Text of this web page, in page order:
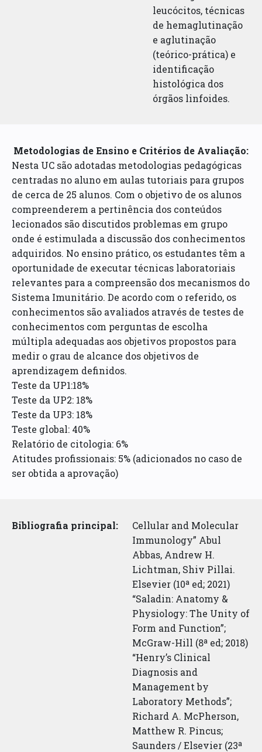
leucócitos, técnicas
de hemaglutinação
e aglutinação
(teórico-prática) e
identificação
histológica dos
órgãos linfoides.
Metodologias de Ensino e Critérios de Avaliação:
Nesta UC são adotadas metodologias pedagógicas
centradas no aluno em aulas tutoriais para grupos
de cerca de 25 alunos. Com o objetivo de os alunos
compreenderem a pertinência dos conteúdos
lecionados são discutidos problemas em grupo
onde é estimulada a discussão dos conhecimentos
adquiridos. No ensino prático, os estudantes têm a
oportunidade de executar técnicas laboratoriais
relevantes para a compreensão dos mecanismos do
Sistema Imunitário. De acordo com o referido, os
conhecimentos são avaliados através de testes de
conhecimentos com perguntas de escolha
múltipla adequadas aos objetivos propostos para
medir o grau de alcance dos objetivos de
aprendizagem definidos.
Teste da UP1:18%
Teste da UP2: 18%
Teste da UP3: 18%
Teste global: 40%
Relatório de citologia: 6%
Atitudes profissionais: 5% (adicionados no caso de
ser obtida a aprovação)
Bibliografia principal:
Cellular and Molecular
Immunology” Abul
Abbas, Andrew H.
Lichtman, Shiv Pillai.
Elsevier (10ª ed; 2021)
“Saladin: Anatomy &
Physiology: The Unity of
Form and Function”;
McGraw-Hill (8ª ed; 2018)
“Henry’s Clinical
Diagnosis and
Management by
Laboratory Methods”;
Richard A. McPherson,
Matthew R. Pincus;
Saunders / Elsevier (23ª